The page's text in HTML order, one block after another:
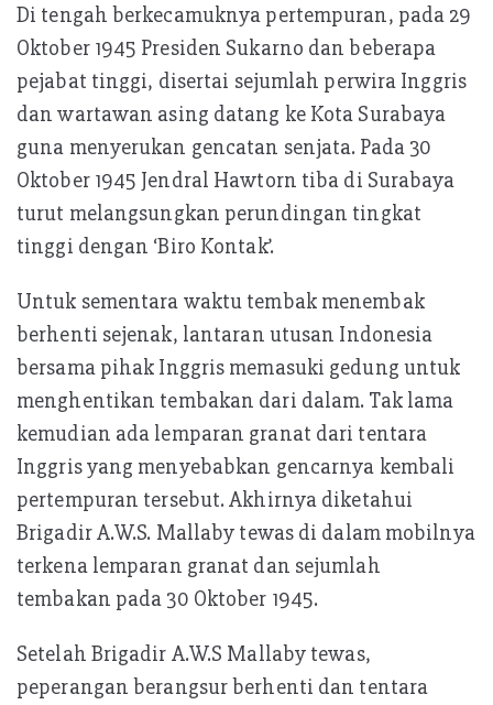
Di tengah berkecamuknya pertempuran, pada 29
Oktober 1945 Presiden Sukarno dan beberapa
pejabat tinggi, disertai sejumlah perwira Inggris
dan wartawan asing datang ke Kota Surabaya
guna menyerukan gencatan senjata. Pada 30
Oktober 1945 Jendral Hawtorn tiba di Surabaya
turut melangsungkan perundingan tingkat
tinggi dengan ‘Biro Kontak’.
Untuk sementara waktu tembak menembak
berhenti sejenak, lantaran utusan Indonesia
bersama pihak Inggris memasuki gedung untuk
menghentikan tembakan dari dalam. Tak lama
kemudian ada lemparan granat dari tentara
Inggris yang menyebabkan gencarnya kembali
pertempuran tersebut. Akhirnya diketahui
Brigadir A.W.S. Mallaby tewas di dalam mobilnya
terkena lemparan granat dan sejumlah
tembakan pada 30 Oktober 1945.
Setelah Brigadir A.W.S Mallaby tewas,
peperangan berangsur berhenti dan tentara